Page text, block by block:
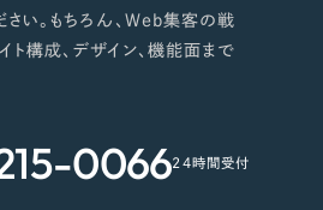
い。もちろん、Web集客の戦
構成、デザイン、機能面まで
006624時間受付